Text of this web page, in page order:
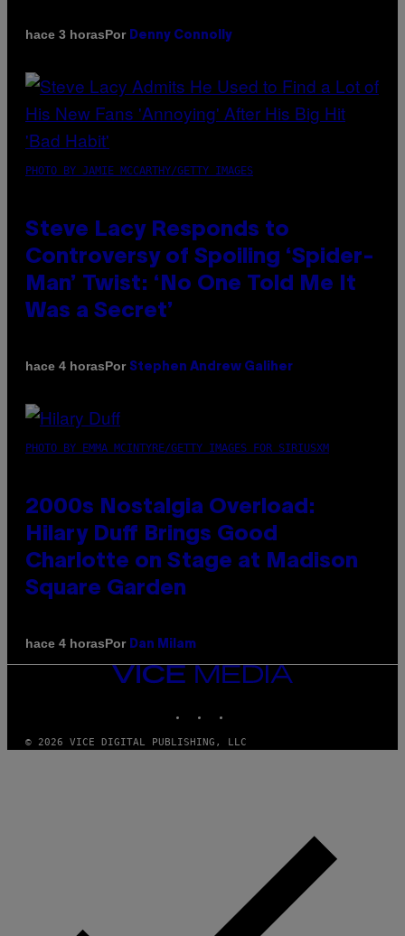
hace 3 horasPor Denny Connolly
PHOTO BY JAMIE MCCARTHY/GETTY IMAGES
Steve Lacy Responds to
Controversy of Spoiling ‘Spider-
Man’ Twist: ‘No One Told Me It
Was a Secret’
hace 4 horasPor Stephen Andrew Galiher
PHOTO BY EMMA MCINTYRE/GETTY IMAGES FOR SIRIUSXM
2000s Nostalgia Overload:
Hilary Duff Brings Good
Charlotte on Stage at Madison
Square Garden
hace 4 horasPor Dan Milam
VICE
MEDIA
© 2026 VICE DIGITAL PUBLISHING, LLC